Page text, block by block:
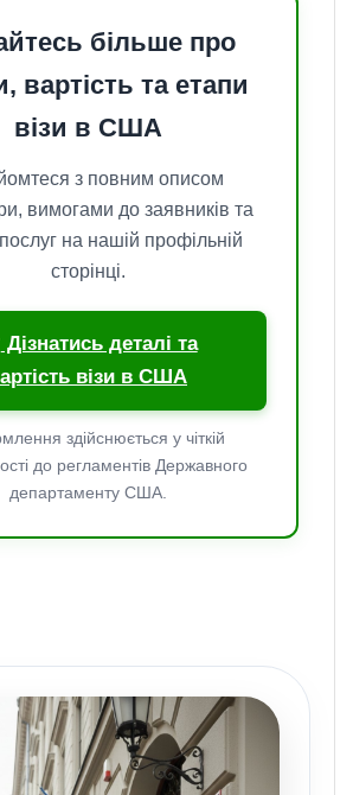
більше про
вартість та етапи
візи в США
з повним описом
вимогами до заявників та
на нашій профільній
сторінці.
Дізнатись деталі та
візи в США
здійснюється у чіткій
до регламентів Державного
департаменту США.